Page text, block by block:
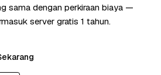
sama dengan perkiraan biaya —
server gratis 1 tahun.